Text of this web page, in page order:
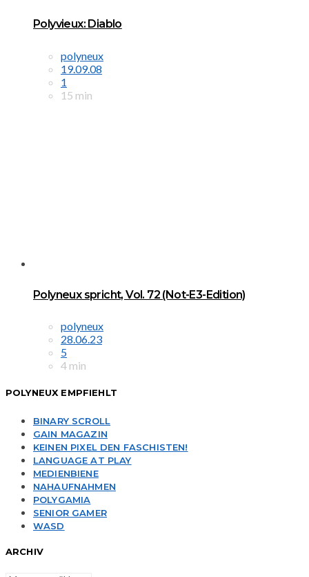
Polyvieux: Diablo
polyneux
19.09.08
1
15 min
Polyneux spricht, Vol. 72 (Not-E3-Edition)
polyneux
28.06.23
5
4 min
POLYNEUX EMPFIEHLT
BINARY SCROLL
GAIN MAGAZIN
KEINEN PIXEL DEN FASCHISTEN!
LANGUAGE AT PLAY
MEDIENBIENE
NAHAUFNAHMEN
POLYGAMIA
SENIOR GAMER
WASD
ARCHIV